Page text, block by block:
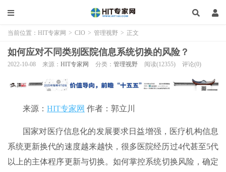
当前位置： HIT专家网 > CIO > 管理视野 > 正文
如何应对不同类别医院信息系统切换的风险？
2022-10-08 来源： HIT专家网 分类： 管理视野 阅读(12355) 评论(0)
来源： HIT专家网 作者：郭立川
国家对医疗信息化的发展要求日益增强，医疗机构信息
系统更新换代的速度越来越快，很多医院经历过4代甚至5代
以上的主体程序更新与切换。如何掌控系统切换风险，确定